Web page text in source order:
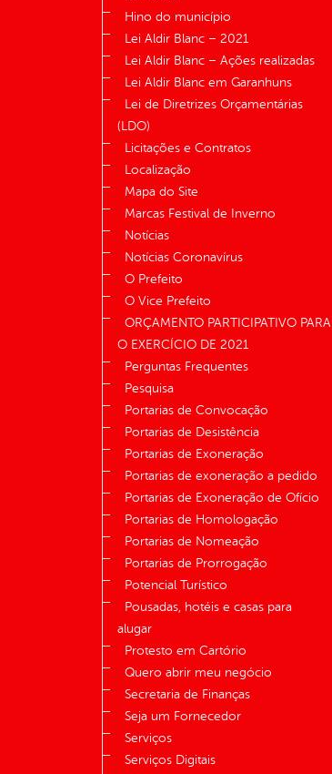
Hino do município
Lei Aldir Blanc – 2021
Lei Aldir Blanc – Ações realizadas
Lei Aldir Blanc em Garanhuns
Lei de Diretrizes Orçamentárias
(LDO)
Licitações e Contratos
Localização
Mapa do Site
Marcas Festival de Inverno
Notícias
Notícias Coronavírus
O Prefeito
O Vice Prefeito
ORÇAMENTO PARTICIPATIVO PARA
O EXERCÍCIO DE 2021
Perguntas Frequentes
Pesquisa
Portarias de Convocação
Portarias de Desistência
Portarias de Exoneração
Portarias de exoneração a pedido
Portarias de Exoneração de Ofício
Portarias de Homologação
Portarias de Nomeação
Portarias de Prorrogação
Potencial Turístico
Pousadas, hotéis e casas para
alugar
Protesto em Cartório
Quero abrir meu negócio
Secretaria de Finanças
Seja um Fornecedor
Serviços
Serviços Digitais